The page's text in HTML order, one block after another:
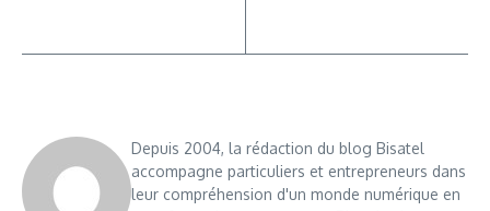
Depuis 2004, la rédaction du blog Bisatel
accompagne particuliers et entrepreneurs dans
leur compréhension d'un monde numérique en